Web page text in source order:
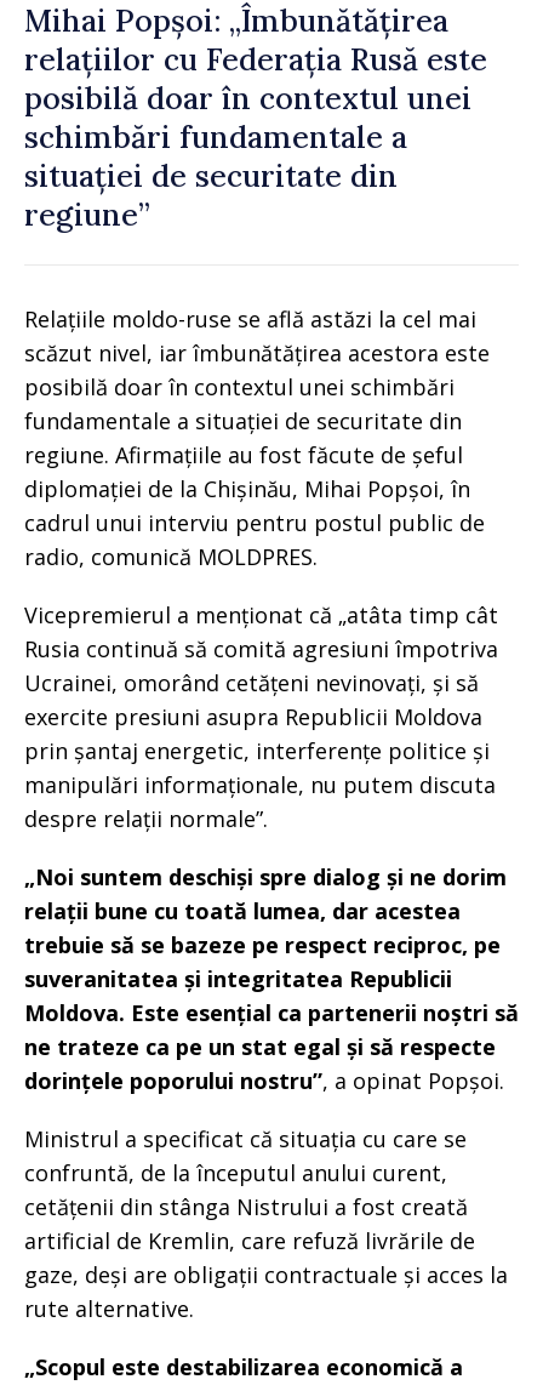
Mihai Popșoi: „Îmbunătățirea
relațiilor cu Federația Rusă este
posibilă doar în contextul unei
schimbări fundamentale a
situației de securitate din
regiune”
Relațiile moldo-ruse se află astăzi la cel mai
scăzut nivel, iar îmbunătățirea acestora este
posibilă doar în contextul unei schimbări
fundamentale a situației de securitate din
regiune. Afirmațiile au fost făcute de șeful
diplomației de la Chișinău, Mihai Popșoi, în
cadrul unui interviu pentru postul public de
radio, comunică MOLDPRES.
Vicepremierul a menționat că „atâta timp cât
Rusia continuă să comită agresiuni împotriva
Ucrainei, omorând cetățeni nevinovați, și să
exercite presiuni asupra Republicii Moldova
prin șantaj energetic, interferențe politice și
manipulări informaționale, nu putem discuta
despre relații normale”.
„Noi suntem deschiși spre dialog și ne dorim
relații bune cu toată lumea, dar acestea
trebuie să se bazeze pe respect reciproc, pe
suveranitatea și integritatea Republicii
Moldova. Este esențial ca partenerii noștri să
ne trateze ca pe un stat egal și să respecte
dorințele poporului nostru”, a opinat Popșoi.
Ministrul a specificat că situația cu care se
confruntă, de la începutul anului curent,
cetățenii din stânga Nistrului a fost creată
artificial de Kremlin, care refuză livrările de
gaze, deși are obligații contractuale și acces la
rute alternative.
„Scopul este destabilizarea economică a